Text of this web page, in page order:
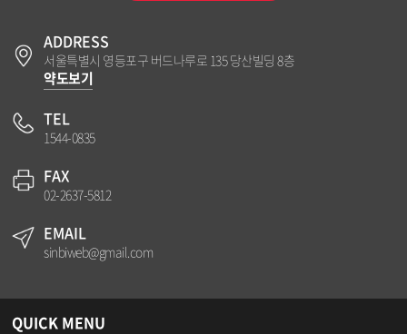
ADDRESS
서울특별시 영등포구 버드나루로 135 당산빌딩 8층
약도보기
TEL
1544-0835
FAX
02-2637-5812
EMAIL
sinbiweb@gmail.com
QUICK MENU